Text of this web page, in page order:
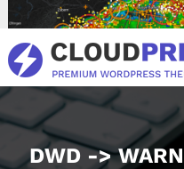
Inhalt
springen
DWD ->